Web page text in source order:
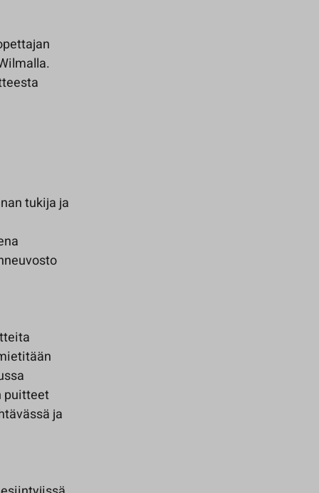
tukija ja
puitteet
ja